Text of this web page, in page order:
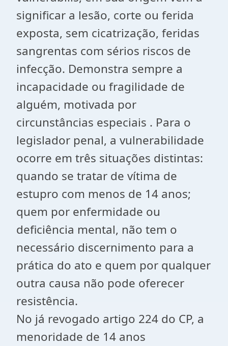
significar a lesão, corte ou ferida
exposta, sem cicatrização, feridas
sangrentas com sérios riscos de
infecção. Demonstra sempre a
incapacidade ou fragilidade de
alguém, motivada por
circunstâncias especiais . Para o
legislador penal, a vulnerabilidade
ocorre em três situações distintas:
quando se tratar de vítima de
estupro com menos de 14 anos;
quem por enfermidade ou
deficiência mental, não tem o
necessário discernimento para a
prática do ato e quem por qualquer
outra causa não pode oferecer
resistência.
No já revogado artigo 224 do CP, a
menoridade de 14 anos